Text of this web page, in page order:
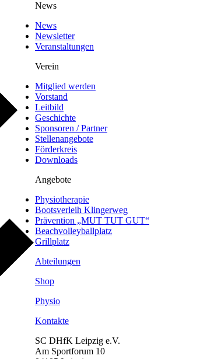
News
News
Newsletter
Veranstaltungen
Verein
Mitglied werden
Vorstand
Leitbild
Geschichte
Sponsoren / Partner
Stellenangebote
Förderkreis
Downloads
Angebote
Physiotherapie
Bootsverleih Klingerweg
Prävention „MUT TUT GUT“
Beachvolleyballplatz
Grillplatz
Abteilungen
Shop
Physio
Kontakte
SC DHfK Leipzig e.V.
Am Sportforum 10